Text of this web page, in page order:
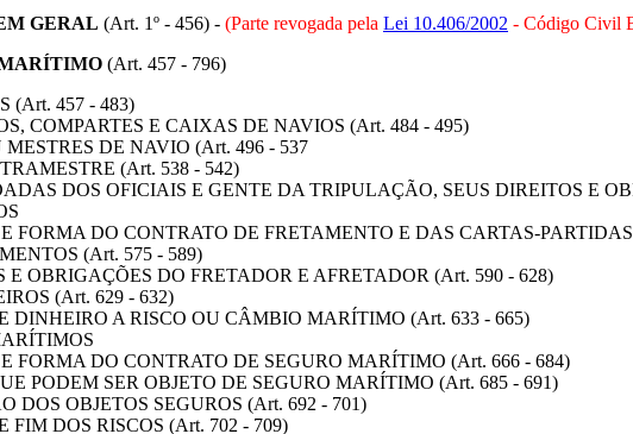
GERAL (Art. 1º - 456) - (Parte revogada pela Lei 10.406/2002 - Código Civil
(Art. 457 - 796)
(Art. 457 - 483)
COMPARTES E CAIXAS DE NAVIOS (Art. 484 - 495)
DE NAVIO (Art. 496 - 537
(Art. 538 - 542)
DOS OFICIAIS E GENTE DA TRIPULAÇÃO, SEUS DIREITOS E
FORMA DO CONTRATO DE FRETAMENTO E DAS CARTAS-
(Art. 575 - 589)
E OBRIGAÇÕES DO FRETADOR E AFRETADOR (Art. 590 - 628)
(Art. 629 - 632)
DINHEIRO A RISCO OU CÂMBIO MARÍTIMO (Art. 633 - 665)
FORMA DO CONTRATO DE SEGURO MARÍTIMO (Art. 666 - 684)
PODEM SER OBJETO DE SEGURO MARÍTIMO (Art. 685 - 691)
DOS OBJETOS SEGUROS (Art. 692 - 701)
FIM DOS RISCOS (Art. 702 - 709)